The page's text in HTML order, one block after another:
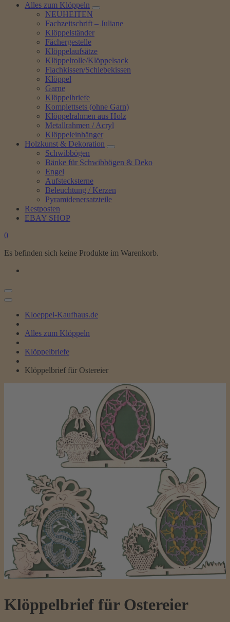
Alles zum Klöppeln
NEUHEITEN
Fachzeitschrift – Juliane
Klöppelständer
Fächergestelle
Klöppelaufsätze
Klöppelrolle/Klöppelsack
Flachkissen/Schiebekissen
Klöppel
Garne
Klöppelbriefe
Komplettsets (ohne Garn)
Klöppelrahmen aus Holz
Metallrahmen / Acryl
Klöppeleinhänger
Holzkunst & Dekoration
Schwibbögen
Bänke für Schwibbögen & Deko
Engel
Aufstecksterne
Beleuchtung / Kerzen
Pyramidenersatzteile
Restposten
EBAY SHOP
0
Es befinden sich keine Produkte im Warenkorb.
Kloeppel-Kaufhaus.de
Alles zum Klöppeln
Klöppelbriefe
Klöppelbrief für Ostereier
Klöppelbrief für Ostereier